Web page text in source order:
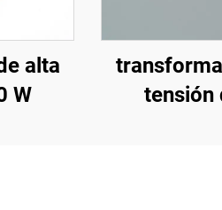
alta
W
tensión